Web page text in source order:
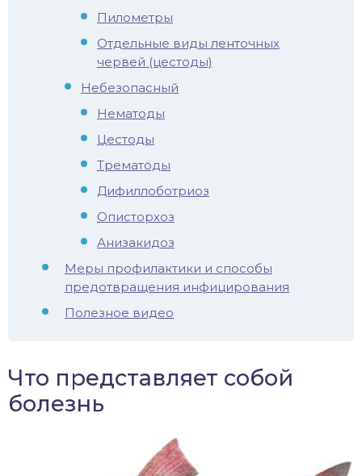
Пилометры
Отдельные виды ленточных
червей (цестоды)
Небезопасный
Нематоды
Цестоды
Трематоды
Дифиллоботриоз
Описторхоз
Анизакидоз
Меры профилактики и способы
предотвращения инфицирования
Полезное видео
Что представляет собой
болезнь